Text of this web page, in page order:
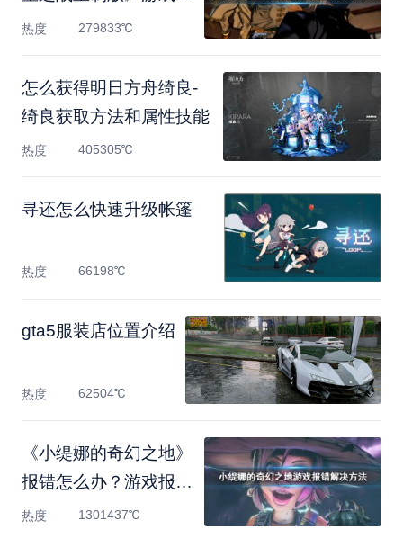
式有什
热度 279833℃
怎么获得明日方舟绮良-
绮良获取方法和属性技能
热度 405305℃
寻还怎么快速升级帐篷
热度 66198℃
gta5服装店位置介绍
热度 62504℃
《小缇娜的奇幻之地》
报错怎么办？游戏报错
解
热度 1301437℃